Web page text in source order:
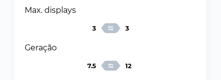
Max. displays
3 3
Geração
7.5 12